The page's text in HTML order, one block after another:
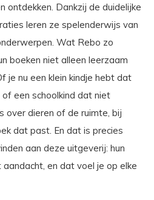
ontdekken. Dankzij de duidelijke
leren ze spelenderwijs van
Wat Rebo zo
boeken niet alleen leerzaam
je nu een klein kindje hebt dat
een schoolkind dat niet
over dieren of de ruimte, bij
dat past. En dat is precies
aan deze uitgeverij: hun
en dat voel je op elke